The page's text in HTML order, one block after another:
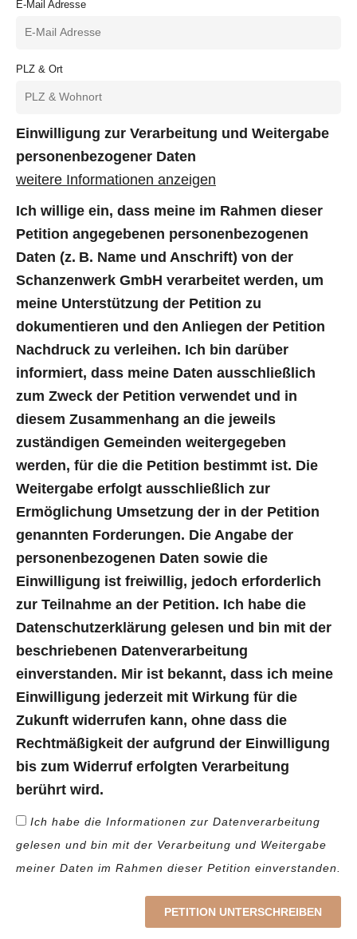
E-Mail Adresse
PLZ & Ort
Einwilligung zur Verarbeitung und Weitergabe
personenbezogener Daten
weitere Informationen anzeigen
Ich willige ein, dass meine im Rahmen dieser
Petition angegebenen personenbezogenen
Daten (z. B. Name und Anschrift) von der
Schanzenwerk GmbH verarbeitet werden, um
meine Unterstützung der Petition zu
dokumentieren und den Anliegen der Petition
Nachdruck zu verleihen. Ich bin darüber
informiert, dass meine Daten ausschließlich
zum Zweck der Petition verwendet und in
diesem Zusammenhang an die jeweils
zuständigen Gemeinden weitergegeben
werden, für die die Petition bestimmt ist. Die
Weitergabe erfolgt ausschließlich zur
Ermöglichung Umsetzung der in der Petition
genannten Forderungen. Die Angabe der
personenbezogenen Daten sowie die
Einwilligung ist freiwillig, jedoch erforderlich
zur Teilnahme an der Petition. Ich habe die
Datenschutzerklärung gelesen und bin mit der
beschriebenen Datenverarbeitung
einverstanden. Mir ist bekannt, dass ich meine
Einwilligung jederzeit mit Wirkung für die
Zukunft widerrufen kann, ohne dass die
Rechtmäßigkeit der aufgrund der Einwilligung
bis zum Widerruf erfolgten Verarbeitung
berührt wird.
Ich habe die Informationen zur Datenverarbeitung
gelesen und bin mit der Verarbeitung und Weitergabe
meiner Daten im Rahmen dieser Petition einverstanden.
PETITION UNTERSCHREIBEN